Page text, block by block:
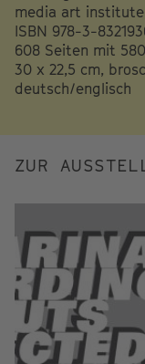
media art
ISBN 978-3-
608 Seiten mit
30 x 22,5 cm,
deutsch/englisch
ZUR